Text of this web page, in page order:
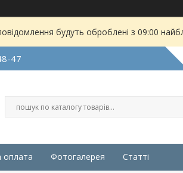
будуть оброблені з 09:00
47
оплата Фотогалерея Статті